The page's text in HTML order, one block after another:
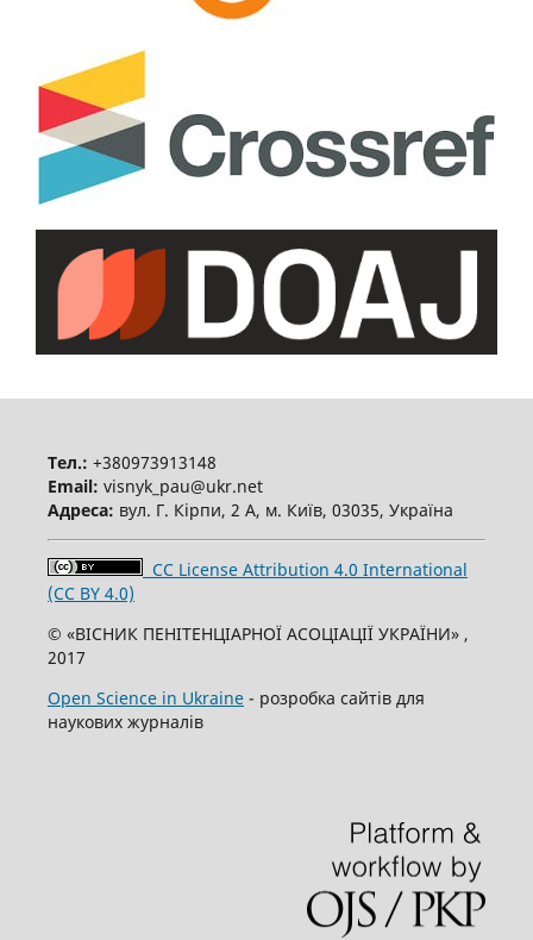
Тел.: +380973913148
Email: visnyk_pau@ukr.net
Адреса: вул. Г. Кірпи, 2 А, м. Київ, 03035, Україна
CC License Attribution 4.0 International
(CC BY 4.0)
© «ВІСНИК ПЕНІТЕНЦІАРНОЇ АСОЦІАЦІЇ УКРАЇНИ» ,
2017
Open Science in Ukraine- розробка сайтів для
наукових журналів